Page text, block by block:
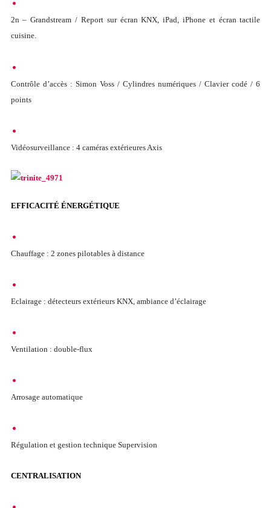
2n – Grandstream / Report sur écran KNX, iPad, iPhone et écran tactile
cuisine.
Contrôle d’accès : Simon Voss / Cylindres numériques / Clavier codé / 6
points
Vidéosurveillance : 4 caméras extérieures Axis
EFFICACITÉ ÉNERGÉTIQUE
Chauffage : 2 zones pilotables à distance
Eclairage : détecteurs extérieurs KNX, ambiance d’éclairage
Ventilation : double-flux
Arrosage automatique
Régulation et gestion technique Supervision
CENTRALISATION